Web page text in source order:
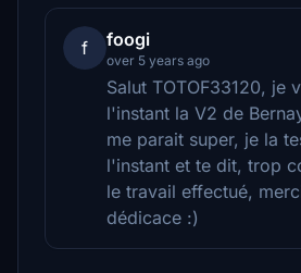
f foogi
over 5 years ago
Salut TOTOF33120, je
l'instant la V2 de
me parait super, je la
l'instant et te dit, trop
le travail effectué,
dédicace :)